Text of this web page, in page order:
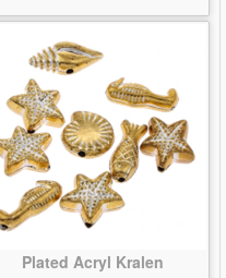
Plated Acryl Kralen